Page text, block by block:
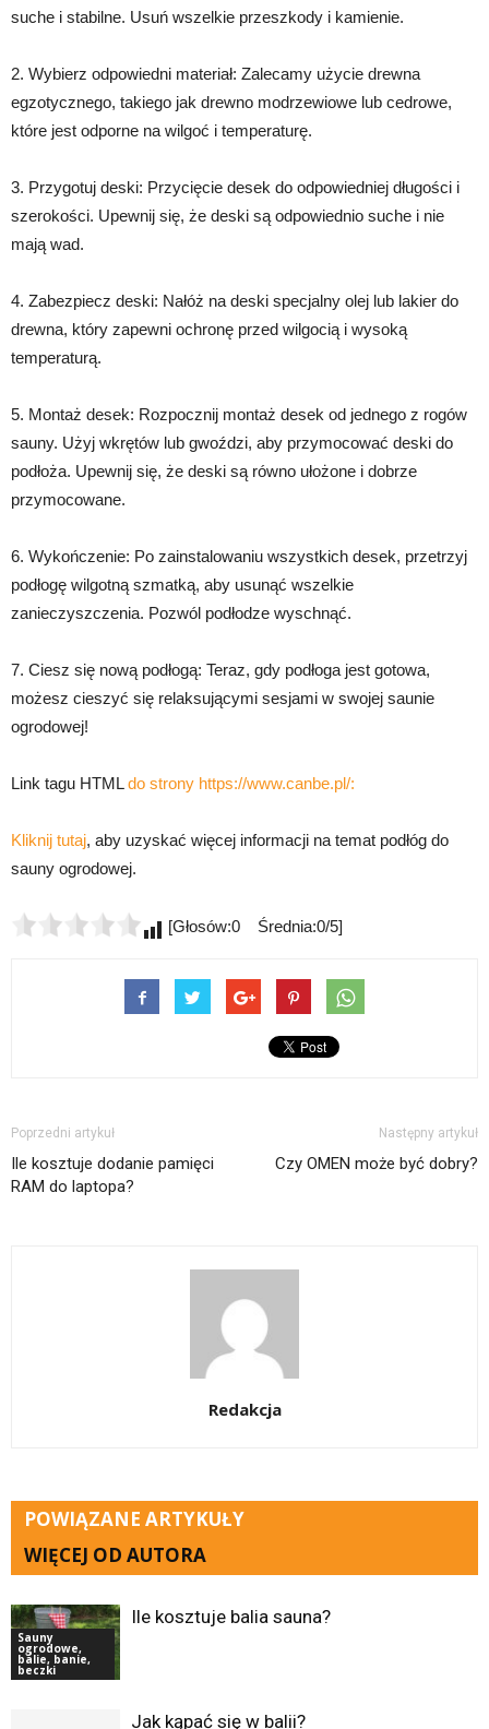
suche i stabilne. Usuń wszelkie przeszkody i kamienie.
2. Wybierz odpowiedni materiał: Zalecamy użycie drewna
egzotycznego, takiego jak drewno modrzewiowe lub cedrowe,
które jest odporne na wilgoć i temperaturę.
3. Przygotuj deski: Przycięcie desek do odpowiedniej długości i
szerokości. Upewnij się, że deski są odpowiednio suche i nie
mają wad.
4. Zabezpiecz deski: Nałóż na deski specjalny olej lub lakier do
drewna, który zapewni ochronę przed wilgocią i wysoką
temperaturą.
5. Montaż desek: Rozpocznij montaż desek od jednego z rogów
sauny. Użyj wkrętów lub gwoździ, aby przymocować deski do
podłoża. Upewnij się, że deski są równo ułożone i dobrze
przymocowane.
6. Wykończenie: Po zainstalowaniu wszystkich desek, przetrzyj
podłogę wilgotną szmatką, aby usunąć wszelkie
zanieczyszczenia. Pozwól podłodze wyschnąć.
7. Ciesz się nową podłogą: Teraz, gdy podłoga jest gotowa,
możesz cieszyć się relaksującymi sesjami w swojej saunie
ogrodowej!
Link tagu HTMLdo strony https://www.canbe.pl/:
Kliknij tutaj, aby uzyskać więcej informacji na temat podłóg do
sauny ogrodowej.
[Głosów:0 Średnia:0/5]
Poprzedni artykuł
Ile kosztuje dodanie pamięci
RAM do laptopa?
Następny artykuł
Czy OMEN może być dobry?
Redakcja
POWIĄZANE ARTYKUŁY
WIĘCEJ OD AUTORA
Sauny
ogrodowe,
balie, banie,
beczki
Ile kosztuje balia sauna?
Jak kąpać się w balii?